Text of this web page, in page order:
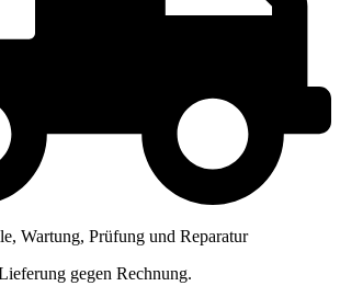
Wartung, Prüfung und Reparatur
gegen Rechnung.